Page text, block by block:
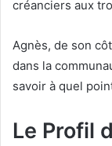
créanciers aux
Agnès, de son
dans la
savoir à quel
Le Profil